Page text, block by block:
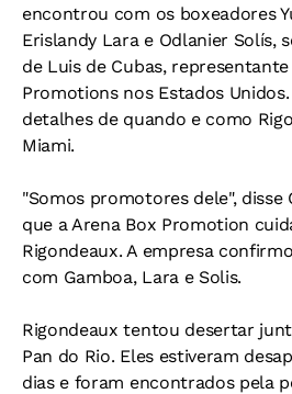
encontrou com os boxeadores
Erislandy Lara e Odlanier Solís,
de Luis de Cubas,
Promotions nos Estados
detalhes de quando e como
Miami.
"Somos promotores dele", disse
que a Arena Box Promotion
Rigondeaux. A empresa
com Gamboa, Lara e Solis.
Rigondeaux tentou desertar
Pan do Rio. Eles estiveram
dias e foram encontrados pela